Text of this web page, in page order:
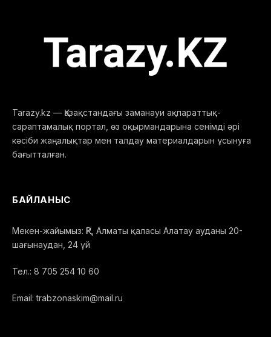
Tarazy.kz — Қазақстандағы заманауи ақпараттық-
сараптамалық портал, өз оқырмандарына сенімді әрі
кәсіби жаңалықтар мен талдау материалдарын ұсынуға
бағытталған.
БАЙЛАНЫС
Мекен-жайымыз: ҚР, Алматы қаласы Алатау ауданы 20-
шағынаудан, 24 үй
Тел.: 8 705 254 10 60
Email: trabzonaskim@mail.ru